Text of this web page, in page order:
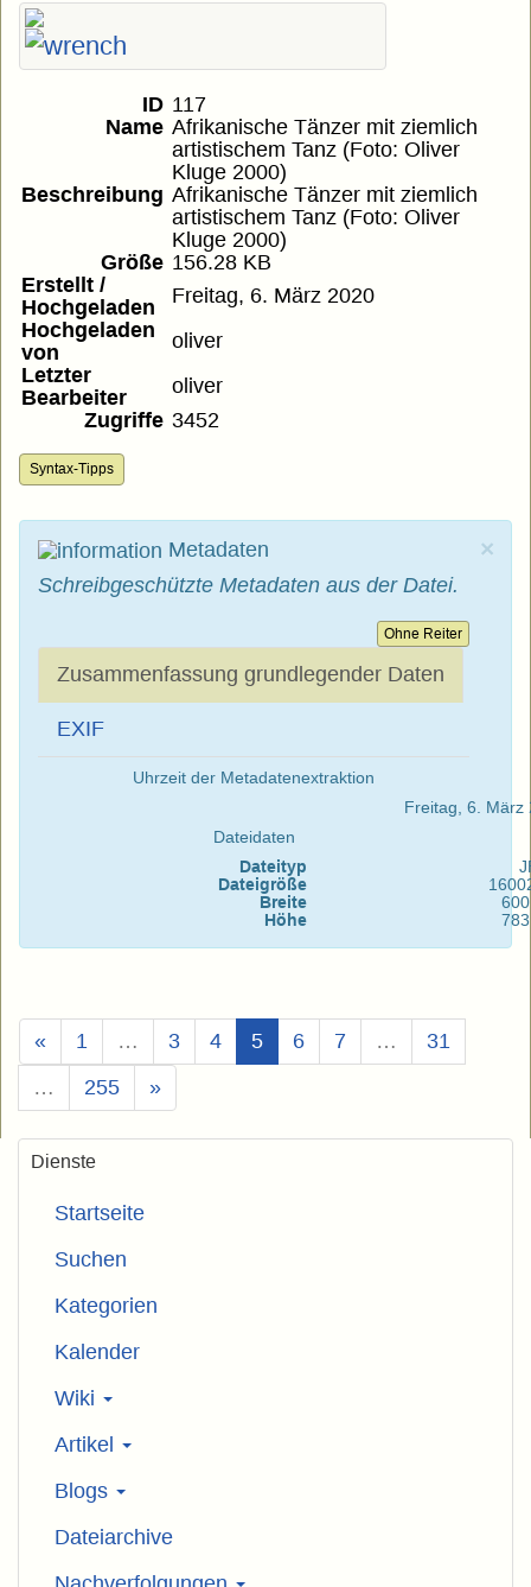
ID 117
Name Afrikanische Tänzer mit ziemlich
artistischem Tanz (Foto: Oliver
Kluge 2000)
Beschreibung Afrikanische Tänzer mit ziemlich
artistischem Tanz (Foto: Oliver
Kluge 2000)
Größe 156.28 KB
Erstellt /
Hochgeladen
Freitag, 6. März 2020
Hochgeladen
von
oliver
Letzter
Bearbeiter
oliver
Zugriffe 3452
Syntax-Tipps
×
Metadaten
Schreibgeschützte Metadaten aus der Datei.
Ohne Reiter
Zusammenfassung grundlegender Daten
EXIF
Uhrzeit der Metadatenextraktion
Freitag, 6. März
Dateidaten
Dateityp
Dateigröße
Breite
Höhe
« 1 … 3 4 5(Aktuell)
6 7 …
31
…
255 »
Dienste
Startseite
Suchen
Kategorien
Kalender
Wiki
Artikel
Blogs
Dateiarchive